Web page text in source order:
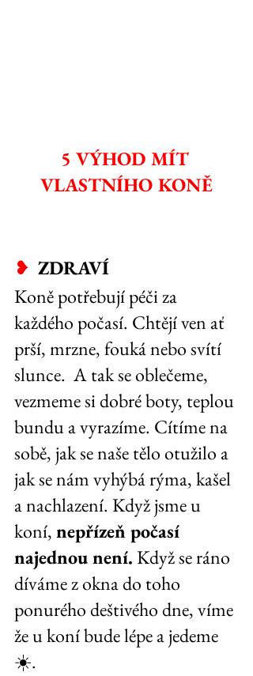
5 VÝHOD MÍT
VLASTNÍHO KONĚ
❥ ZDRAVÍ
Koně potřebují péči za
každého počasí. Chtějí ven ať
prší, mrzne, fouká nebo svítí
slunce.  A tak se oblečeme,
vezmeme si dobré boty, teplou
bundu a vyrazíme. Cítíme na
sobě, jak se naše tělo otužilo a
jak se nám vyhýbá rýma, kašel
a nachlazení. Když jsme u
koní, nepřízeň počasí
najednou není. Když se ráno
díváme z okna do toho
ponurého deštivého dne, víme
že u koní bude lépe a jedeme
☀️.